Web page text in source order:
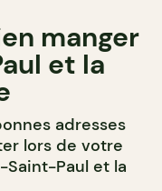
manger
et la
adresses
lors de votre
Saint-Paul et la